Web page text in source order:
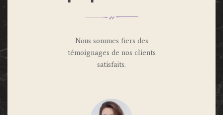
Nous sommes fiers des
témoignages de nos clients
satisfaits.